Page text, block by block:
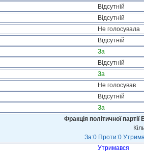
Відсутній
Відсутній
Не голосувала
Відсутній
За
Відсутній
За
Не голосував
Відсутній
За
Фракція політичної
За:0 Проти:0
Утримався